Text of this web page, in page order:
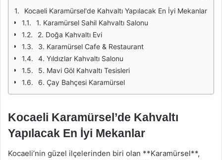
Kocaeli Karamürsel'de Kahvaltı Yapılacak En İyi Mekanlar
1. Karamürsel Sahil Kahvaltı Salonu
2. Doğa Kahvaltı Evi
3. Karamürsel Cafe & Restaurant
4. Yıldızlar Kahvaltı Salonu
5. Mavi Göl Kahvaltı Tesisleri
6. Çay Bahçesi Karamürsel
Kocaeli Karamürsel’de Kahvaltı
Yapılacak En İyi Mekanlar
Kocaeli’nin güzel ilçelerinden biri olan **Karamürsel**,